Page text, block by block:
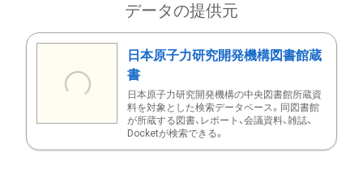
データの提供元
日本原子力研究開発機構図書館蔵
書
日本原子力研究開発機構の中央図書館所蔵資
料を対象とした検索データベース。同図書館
が所蔵する図書、レポート、会議資料、雑誌、
Docketが検索できる。